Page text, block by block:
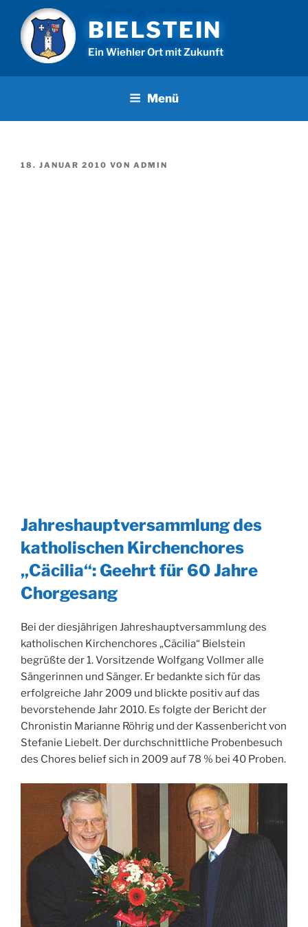
Inhalt
springen
BIELSTEIN
Ein Wiehler Ort mit Zukunft
Menü
VERÖFFENTLICHT
18. JANUAR 2010 VON ADMIN
Jahreshauptversammlung des
katholischen Kirchenchores
„Cäcilia“: Geehrt für 60 Jahre
Chorgesang
Bei der diesjährigen Jahreshauptversammlung des
katholischen Kirchenchores „Cäcilia“ Bielstein
begrüßte der 1. Vorsitzende Wolfgang Vollmer alle
Sängerinnen und Sänger. Er bedankte sich für das
erfolgreiche Jahr 2009 und blickte positiv auf das
bevorstehende Jahr 2010. Es folgte der Bericht der
Chronistin Marianne Röhrig und der Kassenbericht von
Stefanie Liebelt. Der durchschnittliche Probenbesuch
des Chores belief sich in 2009 auf 78 % bei 40 Proben.